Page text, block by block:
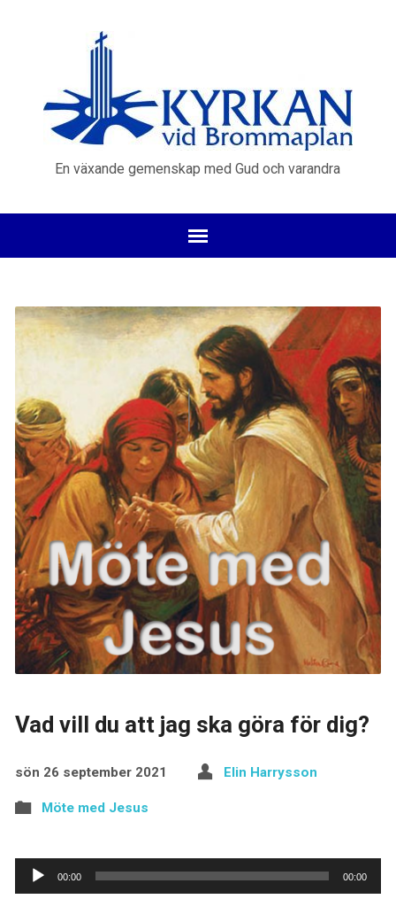
En växande gemenskap med Gud och varandra
Vad vill du att jag ska göra för dig?
sön 26 september 2021 Elin Harrysson
Möte med Jesus
Ljudspelare
00:00 00:00